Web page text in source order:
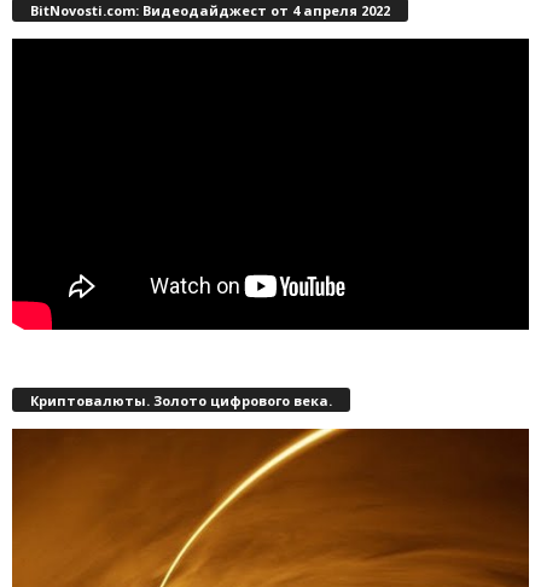
BitNovosti.com: Видеодайджест от 4 апреля 2022
Криптовалюты. Золото цифрового века.